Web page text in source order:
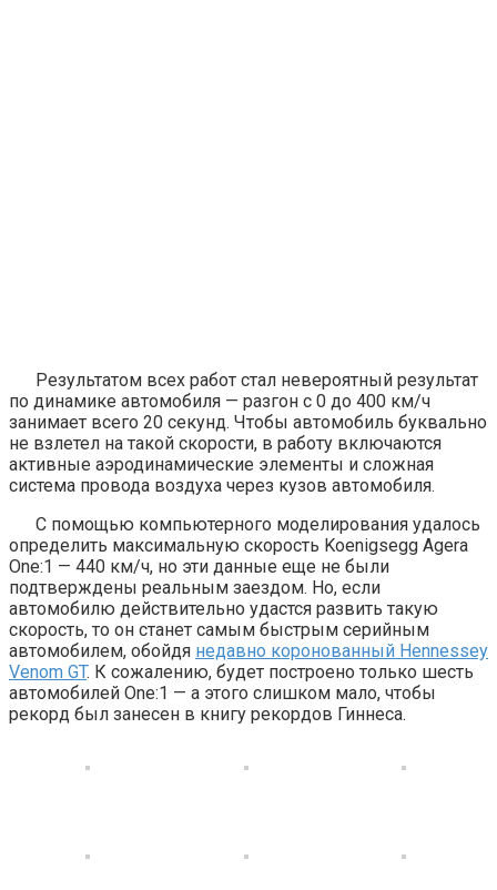
Результатом всех работ стал невероятный результат
по динамике автомобиля — разгон с 0 до 400 км/ч
занимает всего 20 секунд. Чтобы автомобиль буквально
не взлетел на такой скорости, в работу включаются
активные аэродинамические элементы и сложная
система провода воздуха через кузов автомобиля.
С помощью компьютерного моделирования удалось
определить максимальную скорость Koenigsegg Agera
One:1 — 440 км/ч, но эти данные еще не были
подтверждены реальным заездом. Но, если
автомобилю действительно удастся развить такую
скорость, то он станет самым быстрым серийным
автомобилем, обойдя недавно коронованный Hennessey
Venom GT. К сожалению, будет построено только шесть
автомобилей One:1 — а этого слишком мало, чтобы
рекорд был занесен в книгу рекордов Гиннеса.